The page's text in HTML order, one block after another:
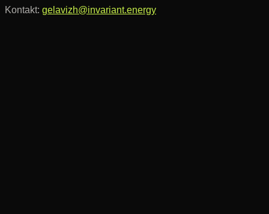
Kontakt: gelavizh@invariant.energy